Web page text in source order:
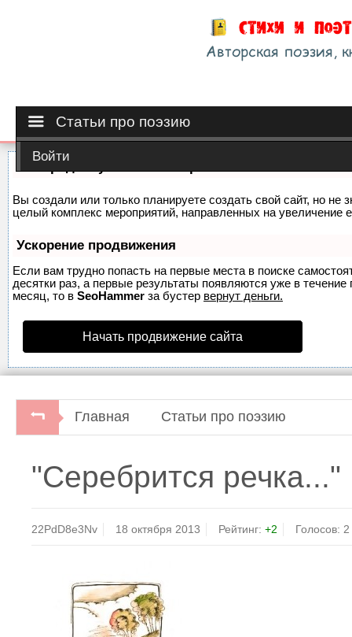
Статьи про поэзию
Войти
Вы создали или только планируете создать свой сайт, но не
целый комплекс мероприятий, направленных на увеличение
Ускорение продвижения
Если вам трудно попасть на первые места в поиске
десятки раз, а первые результаты появляются уже в
месяц, то в SeoHammer за бустер вернут деньги.
Начать продвижение сайта
Главная Статьи про поэзию
"Серебрится речка..."
22PdD8e3Nv 18 октября 2013 Рейтинг:+2 Голосов: 2